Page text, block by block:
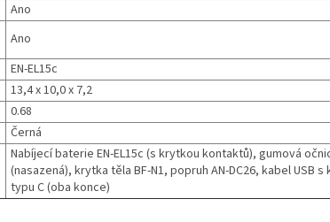
Ano
Ano
EN-EL15c
13,4 x 10,0 x 7,2
0.68
Černá
Nabíjecí baterie EN-EL15c (s krytkou kontaktů), gumová
(nasazená), krytka těla BF-N1, popruh AN-DC26, kabel USB
typu C (oba konce)